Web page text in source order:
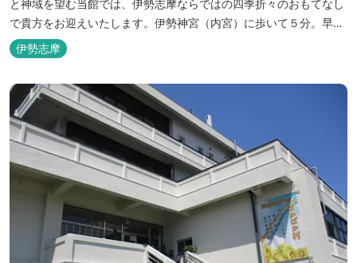
と神域を望む当館では、伊勢志摩ならではの四季折々のおもてなし
で貴方をお迎えいたします。伊勢神宮（内宮）に歩いて５分。早朝
参拝を体験できます。
伊勢志摩